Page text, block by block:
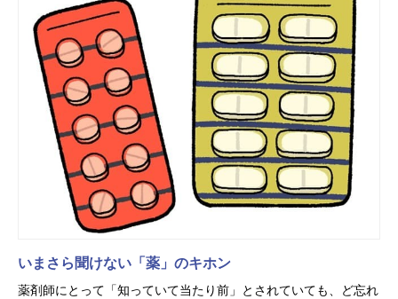
いまさら聞けない「薬」のキホン
薬剤師にとって「知っていて当たり前」とされていても、ど忘れ